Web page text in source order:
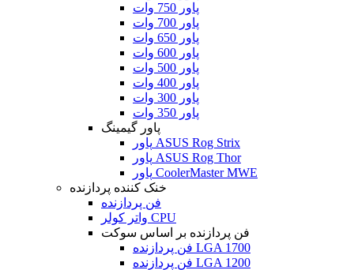
پاور 750 وات
پاور 700 وات
پاور 650 وات
پاور 600 وات
پاور 500 وات
پاور 400 وات
پاور 300 وات
پاور 350 وات
پاور گیمینگ
پاور ASUS Rog Strix
پاور ASUS Rog Thor
پاور CoolerMaster MWE
خنک کننده پردازنده
فن پردازنده
واتر کولر CPU
فن پردازنده بر اساس سوکت
فن پردازنده LGA 1700
فن پردازنده LGA 1200